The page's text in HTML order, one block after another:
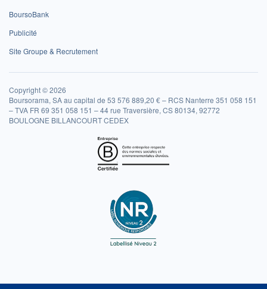
BoursoBank
Publicité
Site Groupe & Recrutement
Copyright © 2026
Boursorama, SA au capital de 53 576 889,20 € – RCS Nanterre 351 058 151
– TVA FR 69 351 058 151 – 44 rue Traversière, CS 80134, 92772
BOULOGNE BILLANCOURT CEDEX